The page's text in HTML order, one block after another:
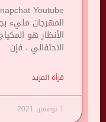
المهرجان مليء
الأنظار هو
الاحتفالي ، فإن
قرأة المزيد
1 نوفمبر، 2021